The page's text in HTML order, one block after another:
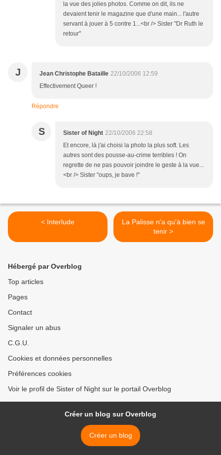
la vue des jolies photos. Comme on dit, ils ne
devaient tenir le magazine que d'une main... l'autre
servant à jouer à 5 contre 1...<br /> Sister "Dr Ruth le
retour"
J Jean Christophe Bataille 22/10/2006 12:59
Effectivement Queer !
Répondre
S Sister of Night 22/10/2006 22:58
Et encore, là j'ai choisi la photo la plus soft. Les
autres sont des pousse-au-crime terribles ! On
regrette de ne pas pouvoir joindre le geste à la vue...
<br /> Sister "oups, je bave !"
< Interlude
La Palisse n'a qu'à bien se
tenir >
Hébergé par Overblog
Top articles
Pages
Contact
Signaler un abus
C.G.U.
Cookies et données personnelles
Préférences cookies
Voir le profil de Sister of Night sur le portail Overblog
Créer un blog sur Overblog
Créer un blog